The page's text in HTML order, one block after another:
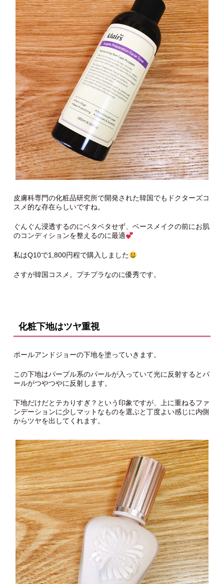
皮膚科専門の化粧品研究所で開発された韓国でもドクターズコ
スメ的な存在らしいですね。
ぐんぐん浸透するのにベタベタせず、ベースメイクの前にお肌
のコンディションを整えるのに最適
私はQ10で1,800円程で購入しました
さすが韓国コスメ。プチプラなのに優秀です。
化粧下地はツヤ重視
ポールアンドジョーの下地を塗っていきます。
この下地はパープル系のパールが入っていて光に反射するとパ
ールがつやつやに反射します。
下地だけだとテカりすぎ？という印象ですが、上に重ねるファ
ンデーションに少しマットなものを選ぶと丁度よい感じに内側
からツヤを出してくれます。